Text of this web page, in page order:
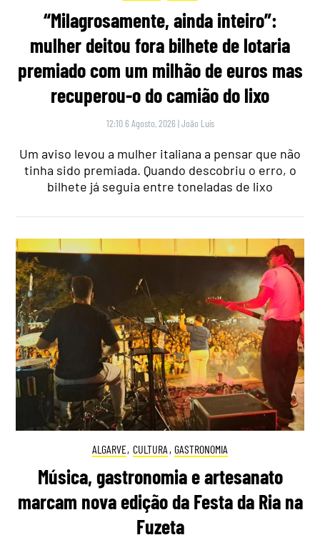
“Milagrosamente, ainda inteiro”:
mulher deitou fora bilhete de lotaria
premiado com um milhão de euros mas
recuperou-o do camião do lixo
12:10 6 Agosto, 2026 |João Luís
Um aviso levou a mulher italiana a pensar que não
tinha sido premiada. Quando descobriu o erro, o
bilhete já seguia entre toneladas de lixo
ALGARVE, CULTURA , GASTRONOMIA
Música, gastronomia e artesanato
marcam nova edição da Festa da Ria na
Fuzeta